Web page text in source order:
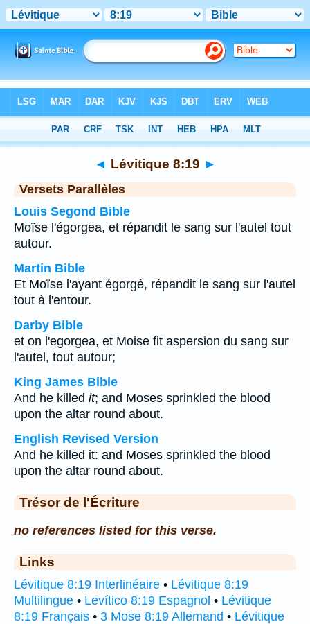
Chapitre 8 > Verset 19
◄ Lévitique 8:19 ►
Versets Parallèles
Louis Segond Bible
Moïse l'égorgea, et répandit le sang sur l'autel tout
autour.
Martin Bible
Et Moïse l'ayant égorgé, répandit le sang sur l'autel
tout à l'entour.
Darby Bible
et on l'egorgea, et Moise fit aspersion du sang sur
l'autel, tout autour;
King James Bible
And he killed it; and Moses sprinkled the blood
upon the altar round about.
English Revised Version
And he killed it: and Moses sprinkled the blood
upon the altar round about.
Trésor de l'Écriture
no references listed for this verse.
Links
Lévitique 8:19 Interlinéaire • Lévitique 8:19
Multilingue • Levítico 8:19 Espagnol • Lévitique
8:19 Français • 3 Mose 8:19 Allemand • Lévitique